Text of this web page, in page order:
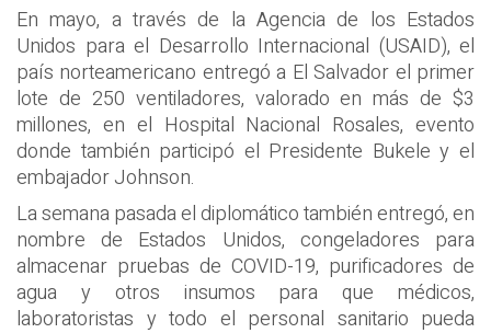
En mayo, a través de la Agencia de los Estados
Unidos para el Desarrollo Internacional (USAID), el
país norteamericano entregó a El Salvador el primer
lote de 250 ventiladores, valorado en más de $3
millones, en el Hospital Nacional Rosales, evento
donde también participó el Presidente Bukele y el
embajador Johnson.
La semana pasada el diplomático también entregó, en
nombre de Estados Unidos, congeladores para
almacenar pruebas de COVID-19, purificadores de
agua y otros insumos para que médicos,
laboratoristas y todo el personal sanitario pueda